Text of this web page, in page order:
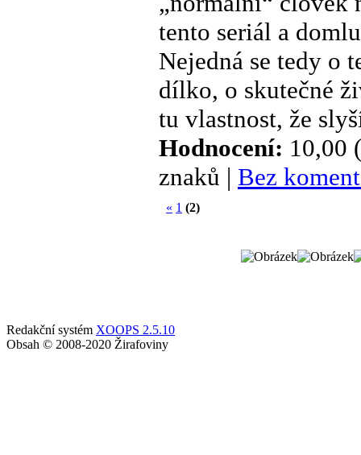
tento seriál a
Nejedná se tedy o
dílko, o skutečné
tu vlastnost, že
Hodnocení: 10,00
znaků | Bez
« 1 (2)
Redakční systém XOOPS 2.5.10
Obsah © 2008-2020 Žirafoviny